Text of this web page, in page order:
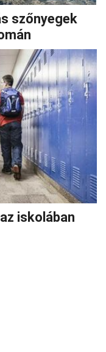
szőnyegek
iskolában